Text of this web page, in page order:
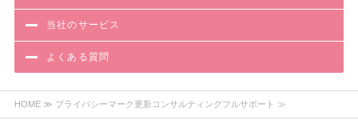
当社のサービス
よくある質問
HOME≫ プライバシーマーク更新コンサルティングフルサポート ≫